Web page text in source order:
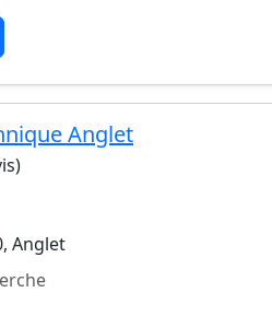
Anglet
Anglet